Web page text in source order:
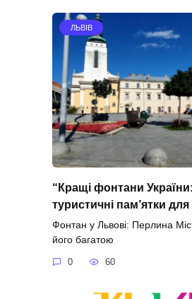
ЛЬВІВ
“Кращі фонтани України:
туристичні пам’ятки для
Фонтан у Львові: Перлина
його багатою
0 60